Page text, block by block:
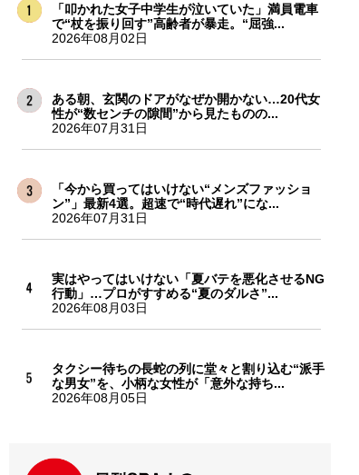
「叩かれた女子中学生が泣いていた」満員電車
で“杖を振り回す”高齢者が暴走。“屈強...
2026年08月02日
ある朝、玄関のドアがなぜか開かない…20代女
性が“数センチの隙間”から見たものの...
2026年07月31日
「今から買ってはいけない“メンズファッショ
ン”」最新4選。超速で“時代遅れ”にな...
2026年07月31日
実はやってはいけない「夏バテを悪化させるNG
行動」…プロがすすめる“夏のダルさ”...
2026年08月03日
タクシー待ちの長蛇の列に堂々と割り込む“派手
な男女”を、小柄な女性が「意外な持ち...
2026年08月05日